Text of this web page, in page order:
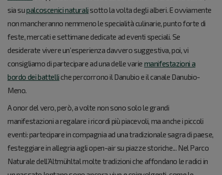
sia supalcoscenici naturali sotto la volta degli alberi. E ovviamente
non mancheranno nemmeno le specialità culinarie, punto forte di
feste, mercati e settimane dedicate ad eventi speciali. Se
desiderate vivere un’esperienza davvero suggestiva, poi, vi
consigliamo di partecipare ad una delle varie manifestazioni a
bordo dei battelli che percorrono il Danubio e il canale Danubio-
Meno.
A onor del vero, però, a volte non sono solo le grandi
manifestazioni a regalare i ricordi più piacevoli, ma anche i piccoli
eventi: partecipare in compagnia ad una tradizionale sagra di paese,
festeggiare in allegria agli open-air su piazze storiche... Nel Parco
Naturale dell’Altmühltal molte tradizioni che affondano le radici in